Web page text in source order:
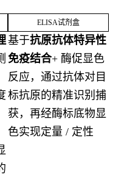
ELISA试剂盒
基于抗原抗体特异性
免疫结合+ 酶促显色
反应，通过抗体对目
标抗原的精准识别捕
获，再经酶标底物显
色实现定量 / 定性